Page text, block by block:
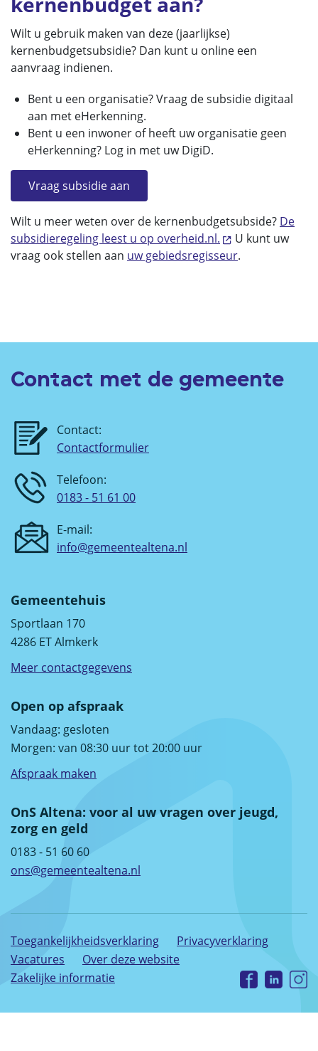
Wilt u gebruik maken van deze (jaarlijkse)
kernenbudgetsubsidie? Dan kunt u online een
aanvraag indienen.
Bent u een organisatie? Vraag de subsidie digitaal
aan met eHerkenning.
Bent u een inwoner of heeft uw organisatie geen
eHerkenning? Log in met uw DigiD.
Vraag subsidie aan
Wilt u meer weten over de kernenbudgetsubside? De
subsidieregeling leest u op overheid.nl.
U kunt uw
vraag ook stellen aan uw gebiedsregisseur.
Contact met de gemeente
Contact:
Contactformulier
Telefoon:
0183 - 51 61 00
E-mail:
info@gemeentealtena.nl
Gemeentehuis
Sportlaan 170
4286 ET Almkerk
Meer contactgegevens
Open op afspraak
Vandaag: gesloten
Morgen: van 08:30 uur tot 20:00 uur
Afspraak maken
OnS Altena: voor al uw vragen over jeugd,
zorg en geld
0183 - 51 60 60
ons@gemeentealtena.nl
Toegankelijkheidsverklaring
Privacyverklaring
Vacatures
Over deze website
Zakelijke informatie